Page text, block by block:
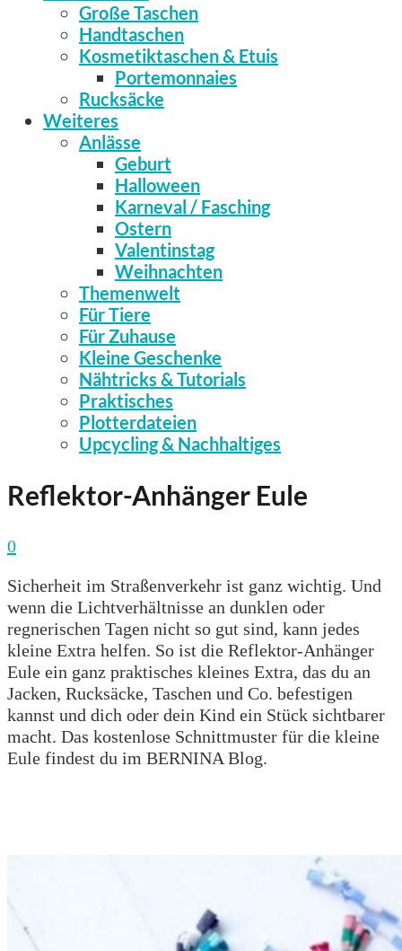
Große Taschen
Handtaschen
Kosmetiktaschen & Etuis
Portemonnaies
Rucksäcke
Weiteres
Anlässe
Geburt
Halloween
Karneval / Fasching
Ostern
Valentinstag
Weihnachten
Themenwelt
Für Tiere
Für Zuhause
Kleine Geschenke
Nähtricks & Tutorials
Praktisches
Plotterdateien
Upcycling & Nachhaltiges
Reflektor-Anhänger Eule
0
Sicherheit im Straßenverkehr ist ganz wichtig. Und
wenn die Lichtverhältnisse an dunklen oder
regnerischen Tagen nicht so gut sind, kann jedes
kleine Extra helfen. So ist die Reflektor-Anhänger
Eule ein ganz praktisches kleines Extra, das du an
Jacken, Rucksäcke, Taschen und Co. befestigen
kannst und dich oder dein Kind ein Stück sichtbarer
macht. Das kostenlose Schnittmuster für die kleine
Eule findest du im BERNINA Blog.